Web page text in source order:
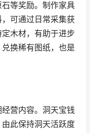
等奖励。制作家具
可通过日常采集获
木材，有助于进步
换稀有图纸，也是
营内容。洞天宝钱
此保持洞天活跃度